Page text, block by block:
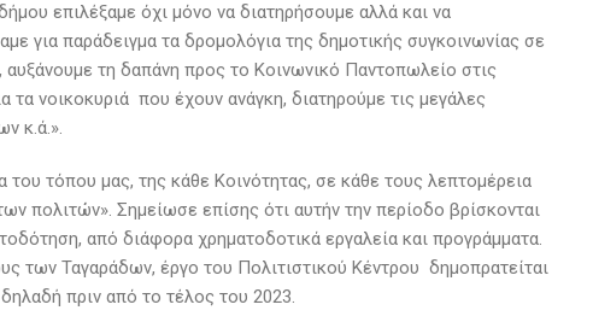
επιλέξαμε όχι μόνο να διατηρήσουμε αλλά και να
για παράδειγμα τα δρομολόγια της δημοτικής συγκοινωνίας σε
τη δαπάνη προς το Κοινωνικό Παντοπωλείο στις
νοικοκυριά που έχουν ανάγκη, διατηρούμε τις μεγάλες
κ.ά.».
τόπου μας, της κάθε Κοινότητας, σε κάθε τους λεπτομέρεια
πολιτών». Σημείωσε επίσης ότι αυτήν την περίοδο βρίσκονται
από διάφορα χρηματοδοτικά εργαλεία και προγράμματα.
των Ταγαράδων, έργο του Πολιτιστικού Κέντρου δημοπρατείται
πριν από το τέλος του 2023.